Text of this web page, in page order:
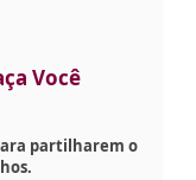
Você
partilharem o